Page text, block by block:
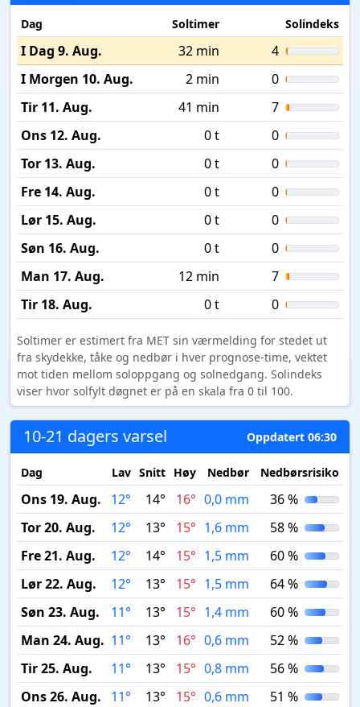
Dag Soltimer Solindeks
I Dag 9. Aug. 32 min
4
I Morgen 10. Aug.
2 min
0
Tir 11. Aug.
41 min
7
Ons 12. Aug.
0 t
0
Tor 13. Aug.
0 t
0
Fre 14. Aug.
0 t
0
Lør 15. Aug.
0 t
0
Søn 16. Aug.
0 t
0
Man 17. Aug.
12 min
7
Tir 18. Aug.
0 t 0
Soltimer er estimert fra MET sin værmelding for stedet ut
fra skydekke, tåke og nedbør i hver prognose-time, vektet
mot tiden mellom soloppgang og solnedgang. Solindeks
viser hvor solfylt døgnet er på en skala fra 0 til 100.
10-21 dagers varsel Oppdatert 06:30
Dag Lav Snitt Høy Nedbør Nedbørsrisiko
Ons 19. Aug. 12° 14° 16° 0,0 mm
36 %
Tor 20. Aug.
12° 13° 15° 1,6 mm
58 %
Fre 21. Aug.
12° 14° 15° 1,5 mm
60 %
Lør 22. Aug.
12° 13° 15° 1,5 mm
64 %
Søn 23. Aug.
11° 13° 15° 1,4 mm
60 %
Man 24. Aug. 11° 13° 16° 0,6 mm
52 %
Tir 25. Aug.
11° 13° 15° 0,8 mm
56 %
Ons 26. Aug.
11° 13° 15° 0,6 mm
51 %